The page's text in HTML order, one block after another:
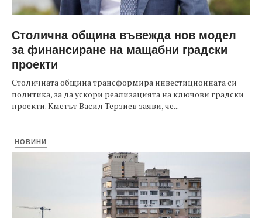
Столична община въвежда нов модел
за финансиране на мащабни градски
проекти
Столичната община трансформира инвестиционната си
политика, за да ускори реализацията на ключови градски
проекти. Кметът Васил Терзиев заяви, че...
НОВИНИ